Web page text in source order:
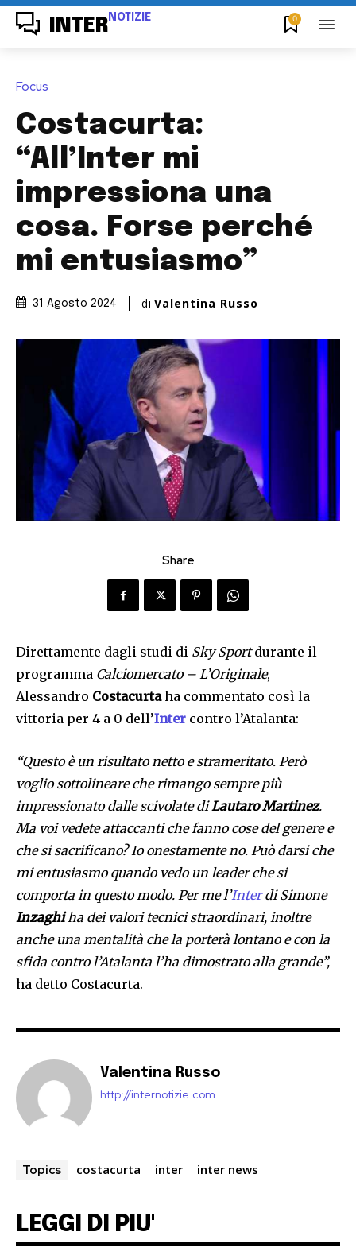
INTER NOTIZIE 0
Focus
Costacurta:
“All’Inter mi
impressiona una
cosa. Forse perché
mi entusiasmo”
31 Agosto 2024 di Valentina Russo
Share
Direttamente dagli studi di Sky Sportdurante il
programma Calciomercato – L’Originale,
Alessandro Costacurtaha commentato così la
vittoria per 4 a 0 dell’Inter contro l’Atalanta:
“Questo è un risultato netto e strameritato. Però
voglio sottolineare che rimango sempre più
impressionato dalle scivolate diLautaro Martinez.
Ma voi vedete attaccanti che fanno cose del genere e
che si sacrificano? Io onestamente no. Può darsi che
mi entusiasmo quando vedo un leader che si
comporta in questo modo. Per me l’Interdi Simone
Inzaghiha dei valori tecnici straordinari, inoltre
anche una mentalità che la porterà lontano e con la
sfida contro l’Atalanta l’ha dimostrato alla grande”,
ha detto Costacurta.
Valentina Russo
http://internotizie.com
Topics costacurta inter inter news
LEGGI DI PIU'